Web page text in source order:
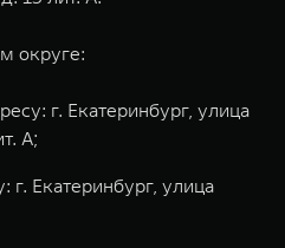
округе:
г. Екатеринбург, улица
А;
Екатеринбург, улица